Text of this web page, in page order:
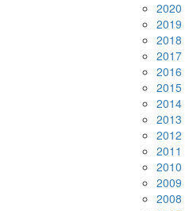
2020
2019
2018
2017
2016
2015
2014
2013
2012
2011
2010
2009
2008